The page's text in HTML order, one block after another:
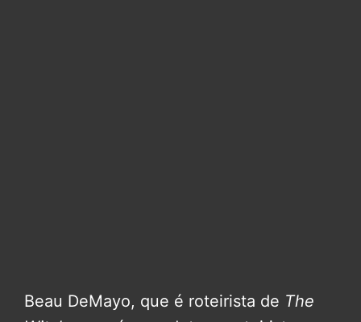
Beau DeMayo, que é roteirista de The